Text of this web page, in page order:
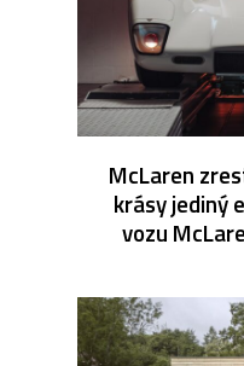
McLaren
krásy jediný
vozu